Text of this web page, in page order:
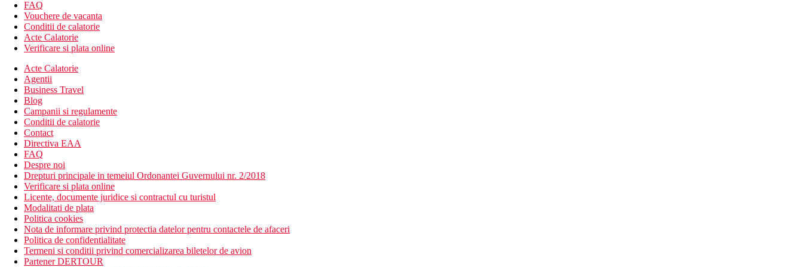
bar langa piscina
piscina cu sectiune separata pentru copii (sezlonguri si umbrele gratuite)
Wi-Fi la receptie (contra cost)
seif (contra cost)
Descrierea plajei
nisipos
Activitati sportive gratuite
sporturi acvatice pe plaja contra cost
Activitati sportive contra cost
biliard
Mese
Mic dejun:
sub forma de bufet
Demipensiune:
mic dejun si cina tip bufet
Categoria oficiala
3 stele
FAQ
Vouchere de vacanta
Conditii de calatorie
Acte Calatorie
Verificare si plata online
Acte Calatorie
Agentii
Business Travel
Blog
Campanii si regulamente
Conditii de calatorie
Contact
Directiva EAA
FAQ
Despre noi
Drepturi principale in temeiul Ordonantei Guvernului nr. 2/2018
Verificare si plata online
Licente, documente juridice si contractul cu turistul
Modalitati de plata
Politica cookies
Nota de informare privind protectia datelor pentru contactele de afaceri
Politica de confidentialitate
Termeni si conditii privind comercializarea biletelor de avion
Partener DERTOUR